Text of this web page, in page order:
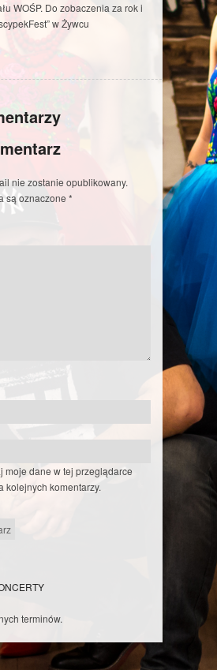
WOŚP. Do zobaczenia za rok i
w Żywcu
nie zostanie opublikowany.
są oznaczone *
moje dane w tej przeglądarce
kolejnych komentarzy.
terminów.